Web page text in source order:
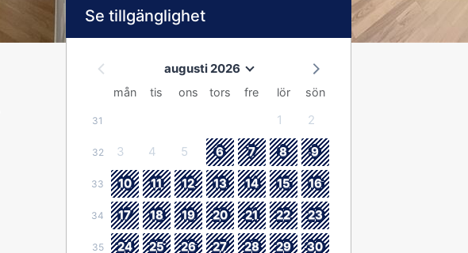
Se tillgänglighet
augusti 2026
mån tis ons tors fre lör sön
31 1 2
32 3 4 5 6 7 8 9
33 10 11 12 13 14 15 16
34 17 18 19 20 21 22 23
35 24 25 26 27 28 29 30